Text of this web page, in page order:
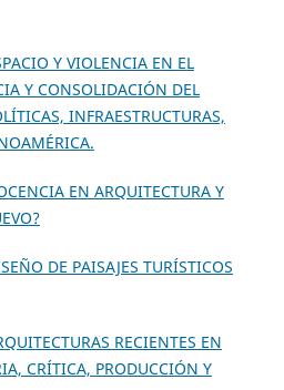
Y VIOLENCIA EN EL
Y CONSOLIDACIÓN DEL
INFRAESTRUCTURAS,
EN ARQUITECTURA Y
DE PAISAJES TURÍSTICOS
RECIENTES EN
CRÍTICA, PRODUCCIÓN Y